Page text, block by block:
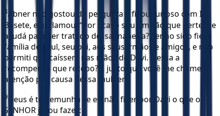
8Abner não gostou da pergunta e ficou furioso com Is-
Bosete, e exclamou: “Por acaso sou um cão que pertence
a Judá para ser tratado dessa maneira? Tenho sido fiel à
família de Saul, seu pai, aos seus irmãos e amigos, e não
permiti que caíssem nas mãos de Davi. É essa a
recompensa que recebo? É justo que você me chame a
atenção por causa dessa mulher?
9
Deus é testemunha se eu não fizer por Davi o que o
SENHOR jurou fazer: